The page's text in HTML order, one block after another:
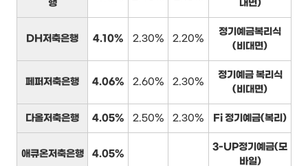
행
대면)
DH저축은행 4.10% 2.30% 2.20%
정기예금복리식
(비대면)
페퍼저축은행 4.06% 2.60% 2.30%
정기예금 복리식
(비대면)
다올저축은행 4.05% 2.50% 2.30% Fi 정기예금(복리)
애큐온저축은행 4.05%
3-UP정기예금(모
바일)